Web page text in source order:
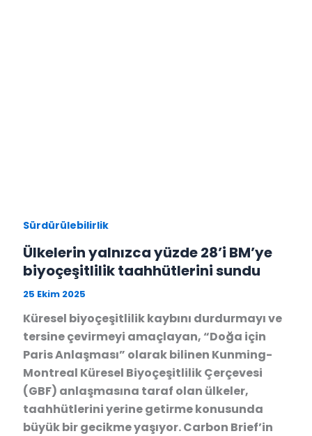
Sürdürülebilirlik
Ülkelerin yalnızca yüzde 28’i BM’ye
biyoçeşitlilik taahhütlerini sundu
25 Ekim 2025
Küresel biyoçeşitlilik kaybını durdurmayı ve
tersine çevirmeyi amaçlayan, “Doğa için
Paris Anlaşması” olarak bilinen Kunming-
Montreal Küresel Biyoçeşitlilik Çerçevesi
(GBF) anlaşmasına taraf olan ülkeler,
taahhütlerini yerine getirme konusunda
büyük bir gecikme yaşıyor. Carbon Brief’in